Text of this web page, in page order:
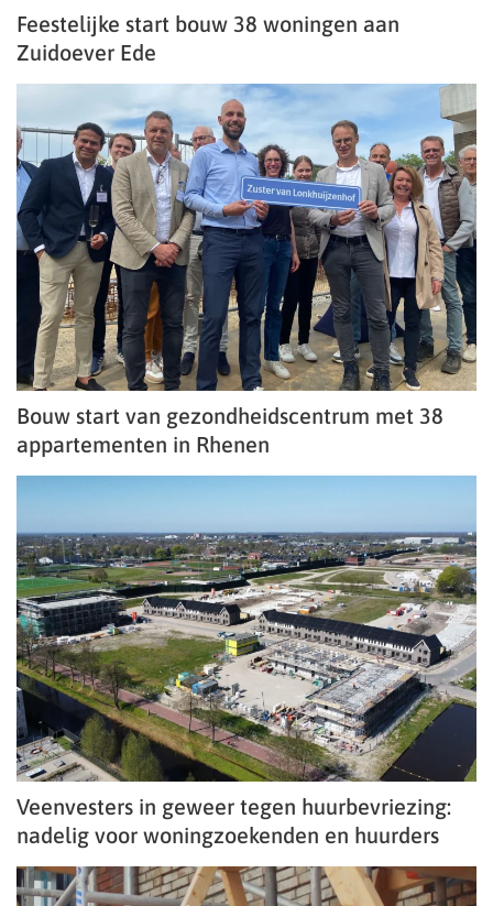
Feestelijke start bouw 38 woningen aan
Zuidoever Ede
Bouw start van gezondheidscentrum met 38
appartementen in Rhenen
Veenvesters in geweer tegen huurbevriezing:
nadelig voor woningzoekenden en huurders